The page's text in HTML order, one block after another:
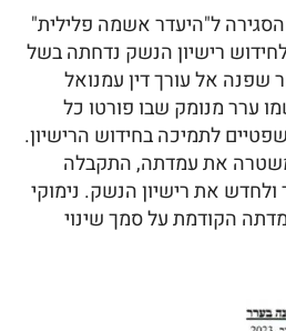
ל"היעדר אשמה פלילית"
רישיון הנשק נדחתה בשל
אל עורך דין עמנואל
ערר מנומק שבו פורטו כל
לתמיכה בחידוש הרישיון.
את עמדתה, התקבלה
את רישיון הנשק. נימוקי
הקודמת על סמך שינוי